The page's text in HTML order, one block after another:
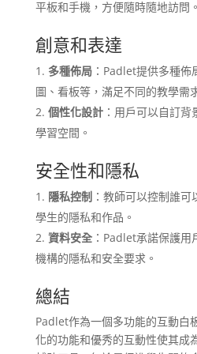
平板和手機，方便隨時隨地訪問。
創意和表達
多種佈局：Padlet提供多種佈
圖、看板等，滿足不同的教學需
個性化設計：用戶可以自訂背
學習空間。
安全性和隱私
隱私控制 ：教師可以控制誰
學生的隱私和作品。
資料安全：Padlet承諾保護用
機構的隱私和安全要求。
總結
Padlet作為一個多功能的互動白
化的功能和優秀的互動性使其成